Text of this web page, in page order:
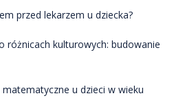
przed lekarzem u dziecka?
różnicach kulturowych: budowanie
u dzieci w wieku